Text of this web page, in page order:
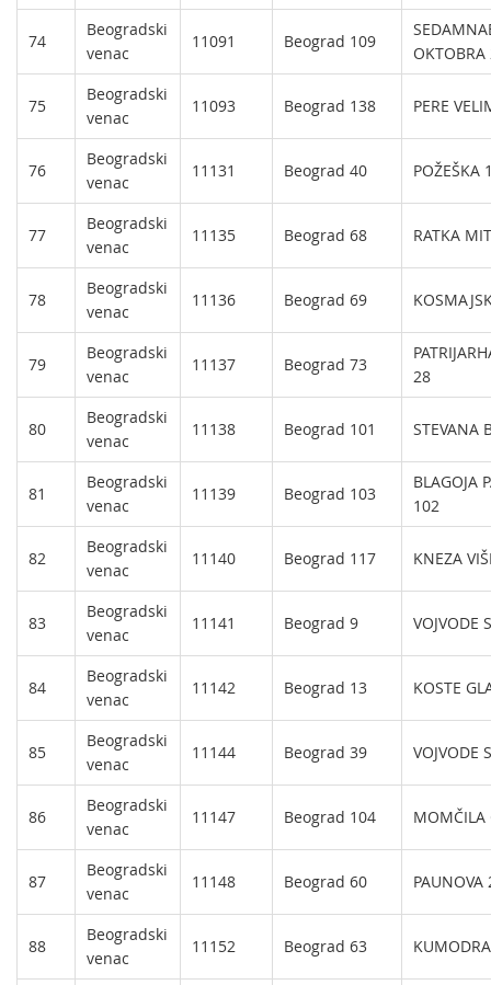
74
Beogradski
venac
11091 Beograd 109
75
Beogradski
venac
11093 Beograd 138 PERE
76
Beogradski
venac
11131 Beograd 40 POŽEŠKA
77
Beogradski
venac
11135 Beograd 68 RATKA
78
Beogradski
venac
11136 Beograd 69
79
Beogradski
venac
11137 Beograd 73
28
80
Beogradski
venac
11138 Beograd 101 STEVANA
81
Beogradski
venac
11139 Beograd 103
BLAGOJA
102
82
Beogradski
venac
11140 Beograd 117 KNEZA
83
Beogradski
venac
11141 Beograd 9 VOJVODE
84
Beogradski
venac
11142 Beograd 13 KOSTE
85
Beogradski
venac
11144 Beograd 39 VOJVODE
86
Beogradski
venac
11147 Beograd 104 MOMČILA
87
Beogradski
venac
11148 Beograd 60 PAUNOVA
88
Beogradski
venac
11152 Beograd 63